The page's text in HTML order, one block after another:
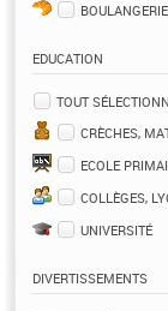
EDUCATION
TOUT
CRÈCHES,
ECOLE
COLLÈGES,
UNIVERSITÉ
DIVERTISSEMENTS